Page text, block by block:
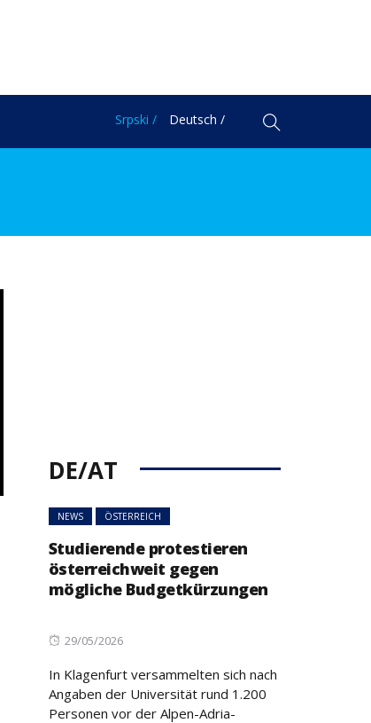
Srpski / Deutsch /
DE/AT
NEWS ÖSTERREICH
Studierende protestieren
österreichweit gegen
mögliche Budgetkürzungen
Posted
29/05/2026
In Klagenfurt versammelten sich nach
Angaben der Universität rund 1.200
Personen vor der Alpen-Adria-